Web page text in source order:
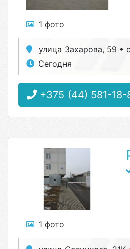
1 фото
улица Захарова, 59 •
Сегодня
+375 (44) 581-18-
1 фото